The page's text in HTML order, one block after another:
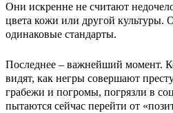
Они искренне не считают
цвета кожи или другой культуры.
одинаковые стандарты.
Последнее – важнейший момент.
видят, как негры совершают
грабежи и погромы, погрязли в
пытаются сейчас перейти от